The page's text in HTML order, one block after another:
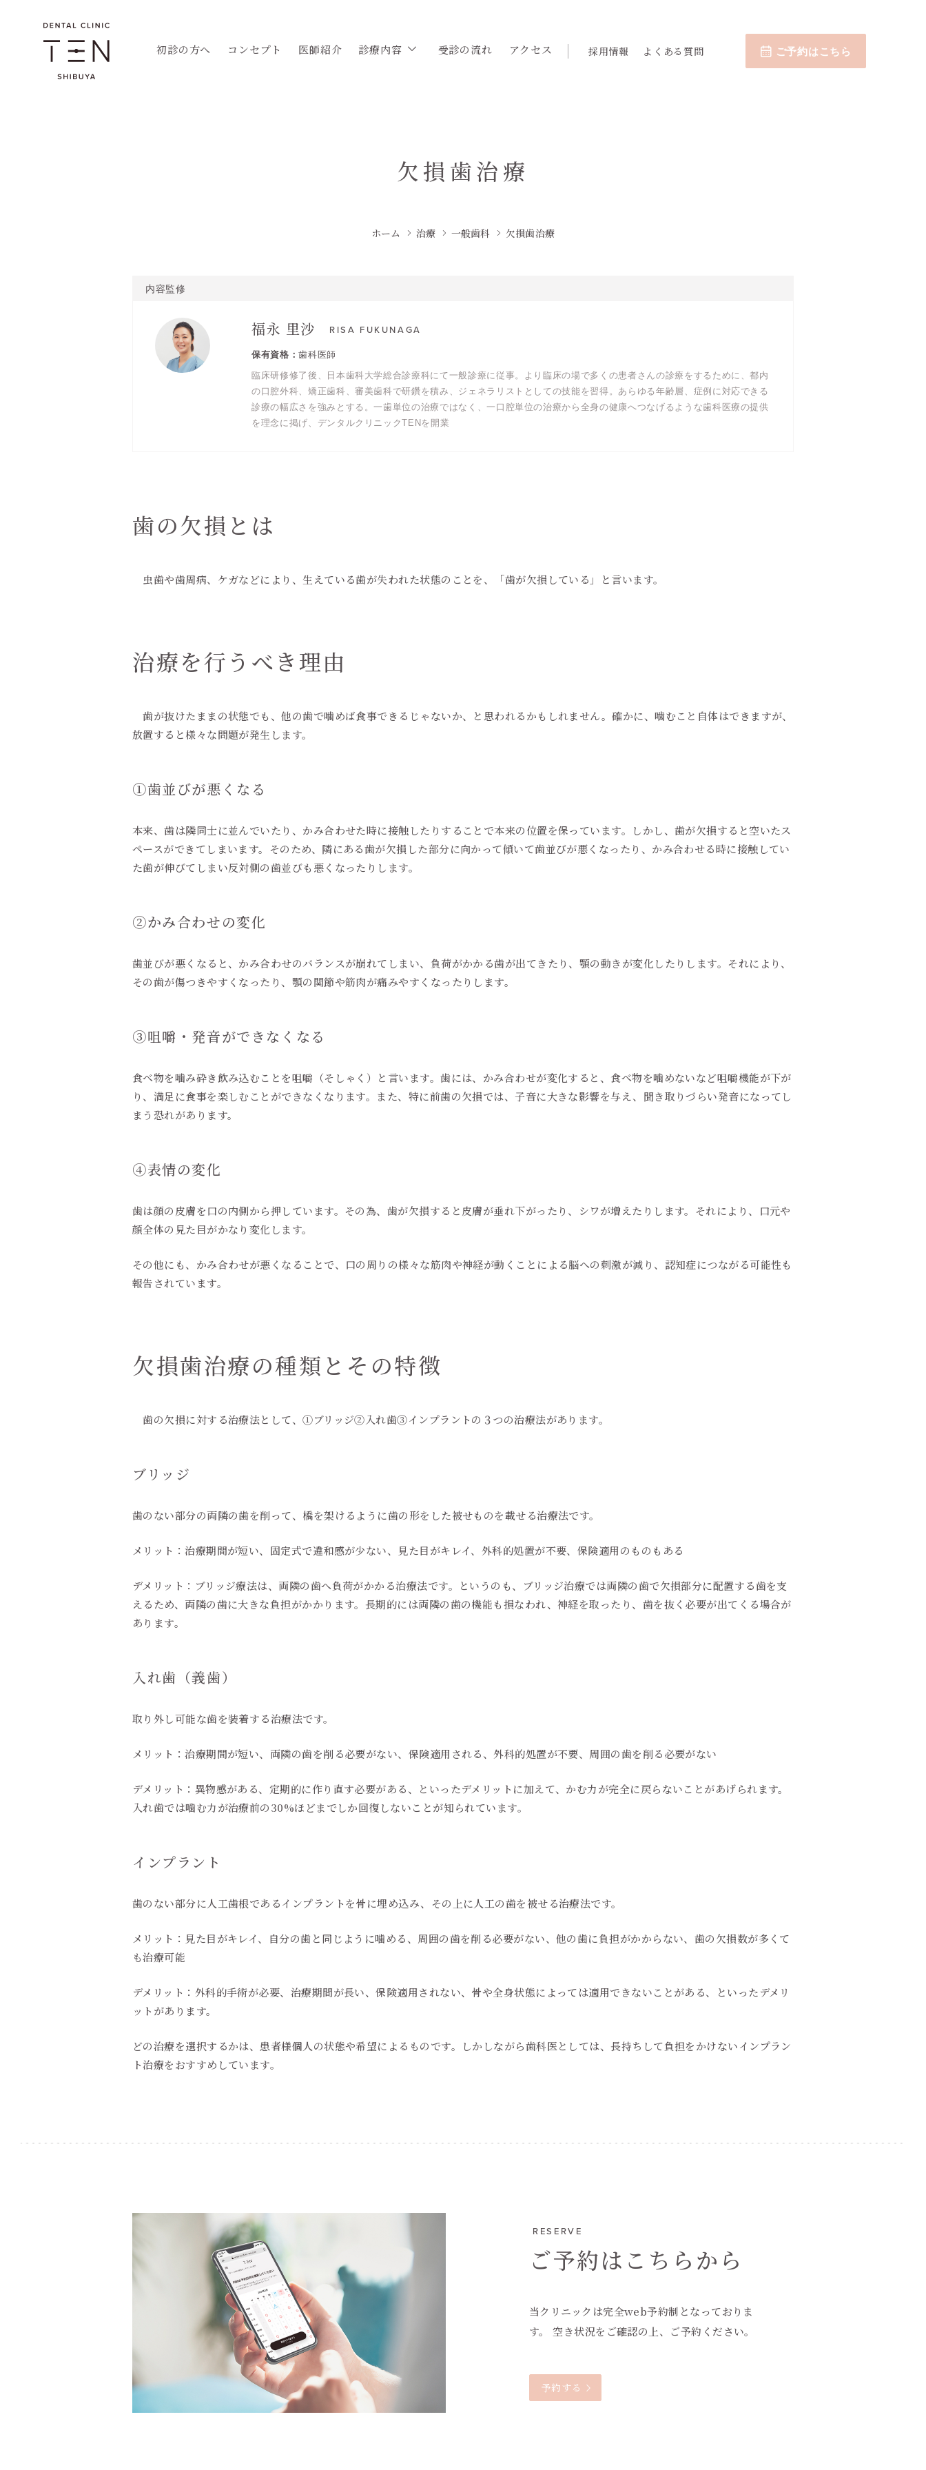
採用情報 よくある質問
初診の方へ コンセプト 医師紹介 診療内容 受診の流れ アクセス ご予約はこちら
欠損歯治療
ホーム 治療 一般歯科 欠損歯治療
内容監修
福永 里沙 RISA FUKUNAGA
歯科医師
臨床研修修了後、日本歯科大学総合診療科にて一般診療に従事。より臨床の場で多くの患者さんの診療をするために、都内
の口腔外科、矯正歯科、審美歯科で研鑽を積み、ジェネラリストとしての技能を習得。あらゆる年齢層、症例に対応できる
診療の幅広さを強みとする。一歯単位の治療ではなく、一口腔単位の治療から全身の健康へつなげるような歯科医療の提供
を理念に掲げ、デンタルクリニックTENを開業
歯の欠損とは
虫歯や歯周病、ケガなどにより、生えている歯が失われた状態のことを、「歯が欠損している」と言います。
治療を行うべき理由
歯が抜けたままの状態でも、他の歯で噛めば食事できるじゃないか、と思われるかもしれません。確かに、噛むこと自体はできますが、
放置すると様々な問題が発生します。
①歯並びが悪くなる
本来、歯は隣同士に並んでいたり、かみ合わせた時に接触したりすることで本来の位置を保っています。しかし、歯が欠損すると空いたス
ペースができてしまいます。そのため、隣にある歯が欠損した部分に向かって傾いて歯並びが悪くなったり、かみ合わせる時に接触してい
た歯が伸びてしまい反対側の歯並びも悪くなったりします。
②かみ合わせの変化
歯並びが悪くなると、かみ合わせのバランスが崩れてしまい、負荷がかかる歯が出てきたり、顎の動きが変化したりします。それにより、
その歯が傷つきやすくなったり、顎の関節や筋肉が痛みやすくなったりします。
③咀嚼・発音ができなくなる
食べ物を噛み砕き飲み込むことを咀嚼（そしゃく）と言います。歯には、かみ合わせが変化すると、食べ物を噛めないなど咀嚼機能が下が
り、満足に食事を楽しむことができなくなります。また、特に前歯の欠損では、子音に大きな影響を与え、聞き取りづらい発音になってし
まう恐れがあります。
④表情の変化
歯は顔の皮膚を口の内側から押しています。その為、歯が欠損すると皮膚が垂れ下がったり、シワが増えたりします。それにより、口元や
顔全体の見た目がかなり変化します。
その他にも、かみ合わせが悪くなることで、口の周りの様々な筋肉や神経が動くことによる脳への刺激が減り、認知症につながる可能性も
報告されています。
欠損歯治療の種類とその特徴
歯の欠損に対する治療法として、①ブリッジ②入れ歯③インプラントの３つの治療法があります。
ブリッジ
歯のない部分の両隣の歯を削って、橋を架けるように歯の形をした被せものを載せる治療法です。
メリット：治療期間が短い、固定式で違和感が少ない、見た目がキレイ、外科的処置が不要、保険適用のものもある
デメリット：ブリッジ療法は、両隣の歯へ負荷がかかる治療法です。というのも、ブリッジ治療では両隣の歯で欠損部分に配置する歯を支
えるため、両隣の歯に大きな負担がかかります。長期的には両隣の歯の機能も損なわれ、神経を取ったり、歯を抜く必要が出てくる場合が
あります。
入れ歯（義歯）
取り外し可能な歯を装着する治療法です。
メリット：治療期間が短い、両隣の歯を削る必要がない、保険適用される、外科的処置が不要、周囲の歯を削る必要がない
デメリット：異物感がある、定期的に作り直す必要がある、といったデメリットに加えて、かむ力が完全に戻らないことがあげられます。
入れ歯では噛む力が治療前の30%ほどまでしか回復しないことが知られています。
インプラント
歯のない部分に人工歯根であるインプラントを骨に埋め込み、その上に人工の歯を被せる治療法です。
メリット：見た目がキレイ、自分の歯と同じように噛める、周囲の歯を削る必要がない、他の歯に負担がかからない、歯の欠損数が多くて
も治療可能
デメリット：外科的手術が必要、治療期間が長い、保険適用されない、骨や全身状態によっては適用できないことがある、といったデメリ
ットがあります。
どの治療を選択するかは、患者様個人の状態や希望によるものです。しかしながら歯科医としては、長持ちして負担をかけないインプラン
ト治療をおすすめしています。
RESERVE
ご予約はこちらから
当クリニックは完全web予約制となっておりま
す。 空き状況をご確認の上、ご予約ください。
予約する